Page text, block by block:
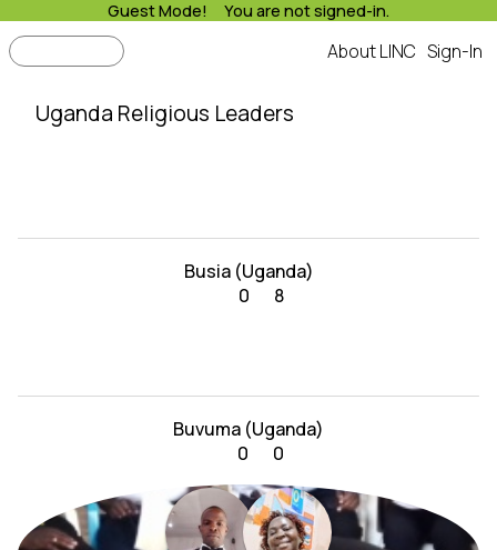
About LINC Sign-In
Guest Mode! You are not signed-in.
Uganda Religious Leaders
Busia (Uganda)
0
8
Buvuma (Uganda)
0
0